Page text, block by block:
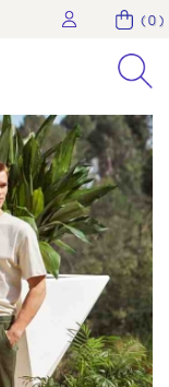
( 0 )